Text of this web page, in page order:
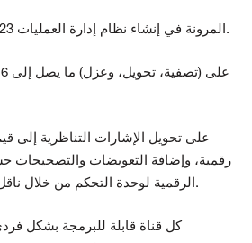
يتيح تصميم وحدة SPASI23 المرونة في إنشاء نظام إدارة العمليات.
رقمية، وإضافة التعويضات والتصحيحات
الرقمية لوحدة التحكم من خلال ناقل الإدخال/الإخراج الموسع.